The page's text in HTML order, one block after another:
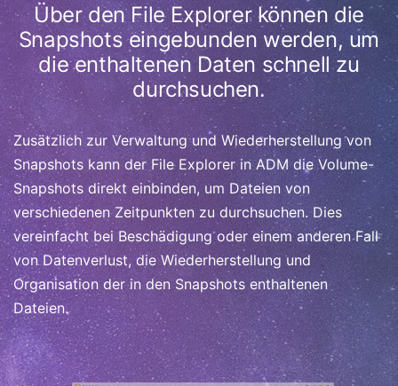
Über den File Explorer können die
Snapshots eingebunden werden, um
die enthaltenen Daten schnell zu
durchsuchen.
Zusätzlich zur Verwaltung und Wiederherstellung von
Snapshots kann der File Explorer in ADM die Volume-
Snapshots direkt einbinden, um Dateien von
verschiedenen Zeitpunkten zu durchsuchen. Dies
vereinfacht bei Beschädigung oder einem anderen Fall
von Datenverlust, die Wiederherstellung und
Organisation der in den Snapshots enthaltenen
Dateien.